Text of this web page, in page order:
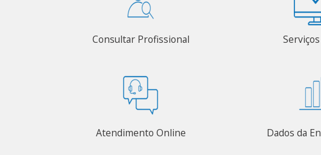
Consultar Profissional
Atendimento Online Dados da